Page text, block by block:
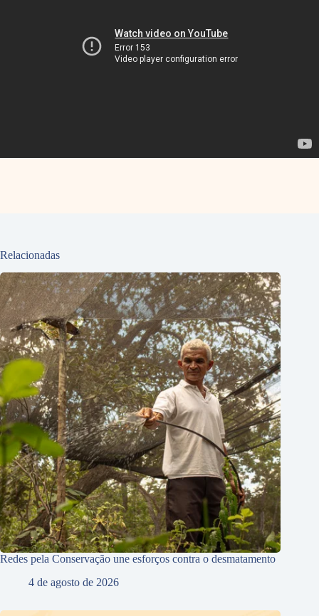
Relacionadas
Redes pela Conservação une esforços contra o desmatamento
4 de agosto de 2026